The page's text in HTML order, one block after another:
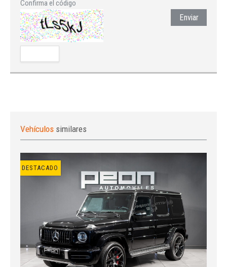
Confirma el código
Enviar
Vehículos similares
DESTACADO